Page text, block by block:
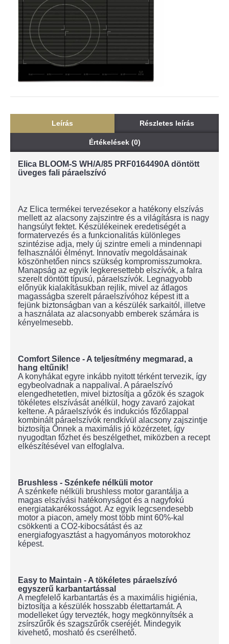
Leírás Részletes leírás
Értékelések (0)
Elica BLOOM-S WH/A/85 PRF0164490A döntött
üveges fali páraelszívó
Az Elica termékei tervezésekor a hatékony elszívás
mellett az alacsony zajszintre és a világításra is nagy
hangsúlyt fektet. Készülékeinek eredetiségét a
formatervezés és a funkcionalitás különleges
szintézise adja, mely új szintre emeli a mindennapi
felhasználói élményt. Innovatív megoldásainak
köszönhetően nincs szükség kompromisszumokra.
Manapság az egyik legkeresettebb elszívók, a falra
szerelt döntött típusú, páraelszívók. Legnagyobb
előnyük kialakításukban rejlik, mivel az átlagos
magasságba szerelt páraelszívóhoz képest itt a
fejünk biztonságban van a készülék sarkaitól, illetve
a használata az alacsonyabb emberek számára is
kényelmesebb.
Comfort Silence - A teljesítmény megmarad, a
hang eltűnik!
A konyhákat egyre inkább nyitott térként tervezik, így
egybeolvadnak a nappalival. A páraelszívó
elengedhetetlen, mivel biztosítja a gőzök és szagok
tökéletes elszívását anélkül, hogy zavaró zajokat
keltene. A páraelszívók és indukciós főzőlappal
kombinált páraelszívók rendkívül alacsony zajszintje
biztosítja Önnek a maximális jó közérzetet, így
nyugodtan főzhet és beszélgethet, miközben a recept
elkészítésével van elfoglalva.
Brushless - Szénkefe nélküli motor
A szénkefe nélküli brushless motor garantálja a
magas elszívási hatékonyságot és a nagyfokú
energiatakarékosságot. Az egyik legcsendesebb
motor a piacon, amely most több mint 60%-kal
csökkenti a CO2-kibocsátást és az
energiafogyasztást a hagyományos motorokhoz
képest.
Easy to Maintain - A tökéletes páraelszívó
egyszerű karbantartással
A megfelelő karbantartás és a maximális higiénia,
biztosítja a készülék hosszabb élettartamát. A
modelleket úgy tervezték, hogy megkönnyítsék a
zsírszűrők és szagszűrők cseréjét. Mindegyik
kivehető, mosható és cserélhető.